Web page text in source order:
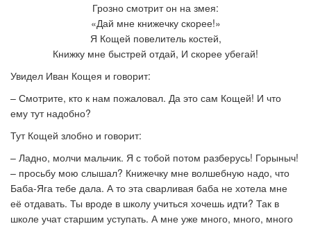
Грозно смотрит он на змея:
«Дай мне книжечку скорее!»
Я Кощей повелитель костей,
Книжку мне быстрей отдай, И скорее убегай!
Увидел Иван Кощея и говорит:
– Смотрите, кто к нам пожаловал. Да это сам Кощей! И что
ему тут надобно?
Тут Кощей злобно и говорит:
– Ладно, молчи мальчик. Я с тобой потом разберусь! Горыныч!
– просьбу мою слышал? Книжечку мне волшебную надо, что
Баба-Яга тебе дала. А то эта сварливая баба не хотела мне
её отдавать. Ты вроде в школу учиться хочешь идти? Так в
школе учат старшим уступать. А мне уже много, много, много